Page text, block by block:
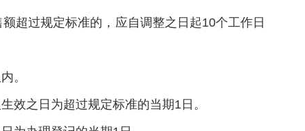
超过规定标准的，应自调整之日起10个工作日
。
效之日为超过规定标准的当期1日。